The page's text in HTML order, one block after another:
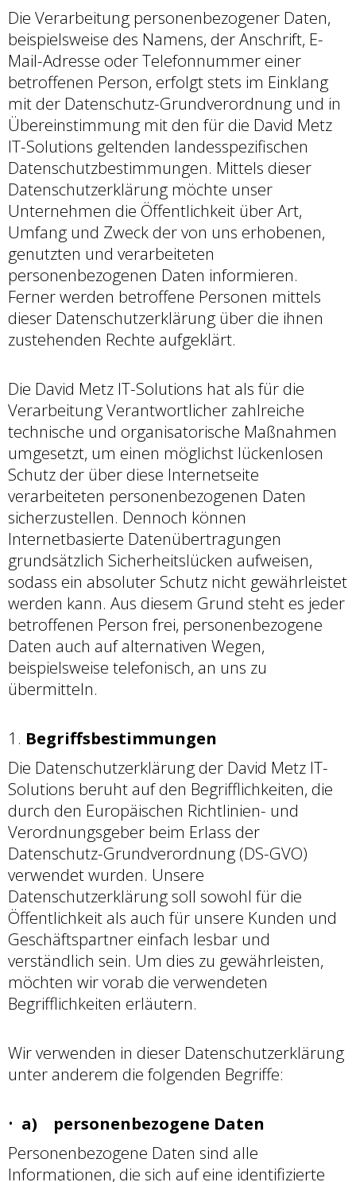
Die Verarbeitung personenbezogener Daten,
beispielsweise des Namens, der Anschrift, E-
Mail-Adresse oder Telefonnummer einer
betroffenen Person, erfolgt stets im Einklang
mit der Datenschutz-Grundverordnung und in
Übereinstimmung mit den für die David Metz
IT-Solutions geltenden landesspezifischen
Datenschutzbestimmungen. Mittels dieser
Datenschutzerklärung möchte unser
Unternehmen die Öffentlichkeit über Art,
Umfang und Zweck der von uns erhobenen,
genutzten und verarbeiteten
personenbezogenen Daten informieren.
Ferner werden betroffene Personen mittels
dieser Datenschutzerklärung über die ihnen
zustehenden Rechte aufgeklärt.
Die David Metz IT-Solutions hat als für die
Verarbeitung Verantwortlicher zahlreiche
technische und organisatorische Maßnahmen
umgesetzt, um einen möglichst lückenlosen
Schutz der über diese Internetseite
verarbeiteten personenbezogenen Daten
sicherzustellen. Dennoch können
Internetbasierte Datenübertragungen
grundsätzlich Sicherheitslücken aufweisen,
sodass ein absoluter Schutz nicht gewährleistet
werden kann. Aus diesem Grund steht es jeder
betroffenen Person frei, personenbezogene
Daten auch auf alternativen Wegen,
beispielsweise telefonisch, an uns zu
übermitteln.
Begriffsbestimmungen
Die Datenschutzerklärung der David Metz IT-
Solutions beruht auf den Begrifflichkeiten, die
durch den Europäischen Richtlinien- und
Verordnungsgeber beim Erlass der
Datenschutz-Grundverordnung (DS-GVO)
verwendet wurden. Unsere
Datenschutzerklärung soll sowohl für die
Öffentlichkeit als auch für unsere Kunden und
Geschäftspartner einfach lesbar und
verständlich sein. Um dies zu gewährleisten,
möchten wir vorab die verwendeten
Begrifflichkeiten erläutern.
Wir verwenden in dieser Datenschutzerklärung
unter anderem die folgenden Begriffe:
a) personenbezogene Daten
Personenbezogene Daten sind alle
Informationen, die sich auf eine identifizierte